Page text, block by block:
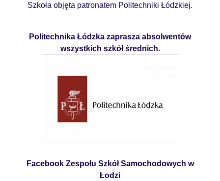
Szkoła objęta patronatem Politechniki Łódzkiej.
Politechnika Łódzka zaprasza absolwentów
wszystkich szkół średnich.
Facebook Zespołu Szkół Samochodowych w
Łodzi